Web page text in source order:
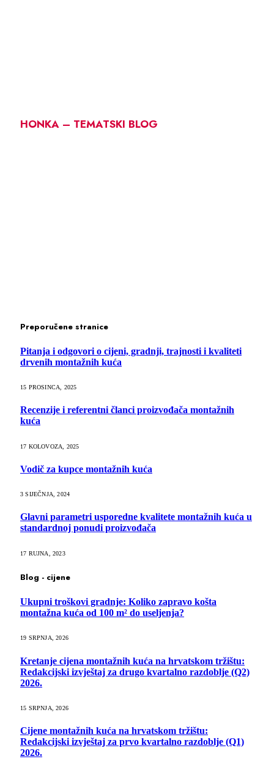
HONKA – TEMATSKI BLOG
Preporučene stranice
Pitanja i odgovori o cijeni, gradnji, trajnosti i kvaliteti
drvenih montažnih kuća
15 PROSINCA, 2025
Recenzije i referentni članci proizvođača montažnih
kuća
17 KOLOVOZA, 2025
Vodič za kupce montažnih kuća
3 SIJEČNJA, 2024
Glavni parametri usporedne kvalitete montažnih kuća u
standardnoj ponudi proizvođača
17 RUJNA, 2023
Blog - cijene
Ukupni troškovi gradnje: Koliko zapravo košta
montažna kuća od 100 m² do useljenja?
19 SRPNJA, 2026
Kretanje cijena montažnih kuća na hrvatskom tržištu:
Redakcijski izvještaj za drugo kvartalno razdoblje (Q2)
2026.
15 SRPNJA, 2026
Cijene montažnih kuća na hrvatskom tržištu:
Redakcijski izvještaj za prvo kvartalno razdoblje (Q1)
2026.